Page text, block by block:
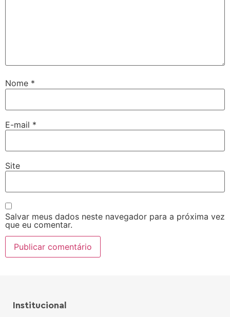
Nome *
E-mail *
Site
Salvar meus dados neste navegador para a próxima vez
que eu comentar.
Institucional